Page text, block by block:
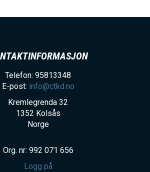
Telefon: 95813348
E-post: info@ctkd.no
Kremlegrenda 32
1352 Kolsås
Norge
Org. nr: 992 071 656
Logg på